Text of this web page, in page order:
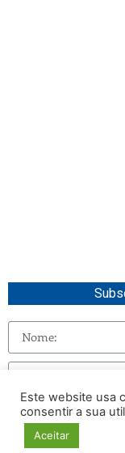
Este website usa
consentir a sua
Aceitar